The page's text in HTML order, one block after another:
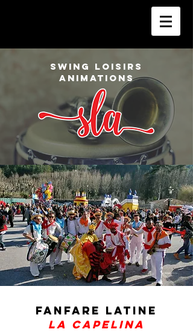
SWING LOISIRS
ANIMATIONS
fanfare latine
la capelina